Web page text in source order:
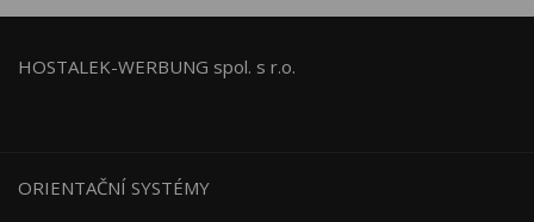
HOSTALEK-WERBUNG spol. s r.o.
ORIENTAČNÍ SYSTÉMY